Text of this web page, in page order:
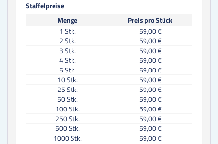
Staffelpreise
Menge
Preis pro Stück
1 Stk.
59,00 €
2Stk.
59,00 €
3Stk.
59,00 €
4Stk.
59,00 €
5Stk.
59,00 €
10Stk.
59,00 €
25Stk.
59,00 €
50Stk.
59,00 €
100Stk.
59,00 €
250Stk.
59,00 €
500Stk.
59,00 €
1000Stk. 59,00 €